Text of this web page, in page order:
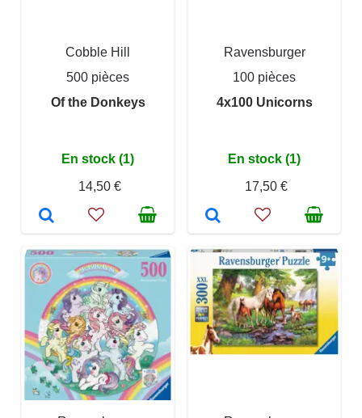
Cobble Hill
500 pièces
Of the Donkeys
En stock (1)
14,50 €
Ravensburger
100 pièces
4x100 Unicorns
En stock (1)
17,50 €